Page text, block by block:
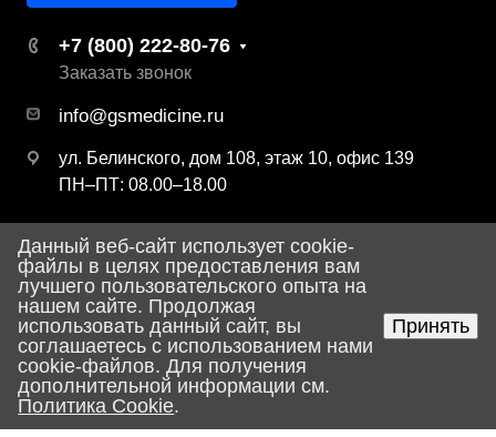
+7 (800) 222-80-76
Заказать звонок
info@gsmedicine.ru
ул. Белинского, дом 108, этаж 10, офис 139
ПН–ПТ: 08.00–18.00
© 2026 ООО «ДЖИ ЭС Медицина»
Политика конфиденциальности
Разработка сайта
Главная Поиск Корзина
Данный веб-сайт использует cookie-
файлы в целях предоставления вам
лучшего пользовательского опыта на
нашем сайте. Продолжая
использовать данный сайт, вы
соглашаетесь с использованием нами
cookie-файлов. Для получения
дополнительной информации см.
Политика Cookie.
Принять